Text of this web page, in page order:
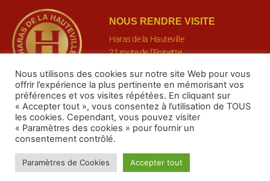
NOUS RENDRE VISITE
Haras de la Hauteville
21 route de l’Epinette
LEGAL
Mentions légales
Conditions Générales
Politique de cookies
RÉSEAUX SOCIAUX
Nous utilisons des cookies sur notre site Web pour vous
offrir l’expérience la plus pertinente en mémorisant vos
préférences et vos visites répétées. En cliquant sur
« Accepter tout », vous consentez à l’utilisation de TOUS
les cookies. Cependant, vous pouvez visiter
« Paramètres des cookies » pour fournir un
consentement contrôlé.
Paramètres de Cookies Accepter tout